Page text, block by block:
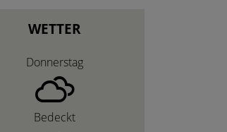
WETTER
Donnerstag
Bedeckt